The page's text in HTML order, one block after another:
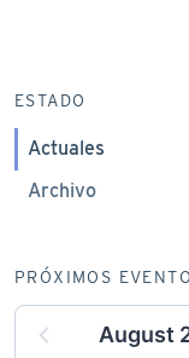
ESTADO
Actuales
Archivo
PRÓXIMOS
August